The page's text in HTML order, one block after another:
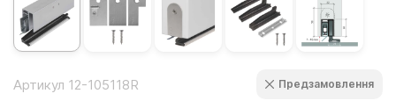
Артикул 12-105118R Предзамовлення